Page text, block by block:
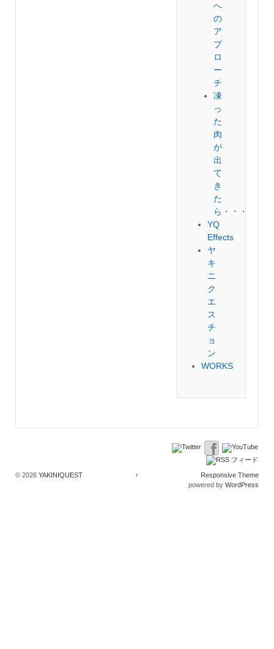
へ
の
ア
プ
ロ
ー
チ
凍
っ
た
肉
が
出
て
き
た
ら・・・
YQ
Effects
ヤ
キ
ニ
ク
エ
ス
チ
ョ
ン
WORKS
© 2026 YAKINIQUEST ↑
Responsive Theme
powered by WordPress